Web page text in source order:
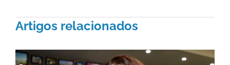
Artigos relacionados